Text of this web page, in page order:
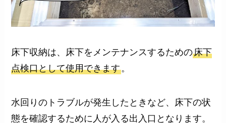
床下収納は、床下をメンテナンスするための床下
点検口として使用できます。
水回りのトラブルが発生したときなど、床下の状
態を確認するために人が入る出入口となります。